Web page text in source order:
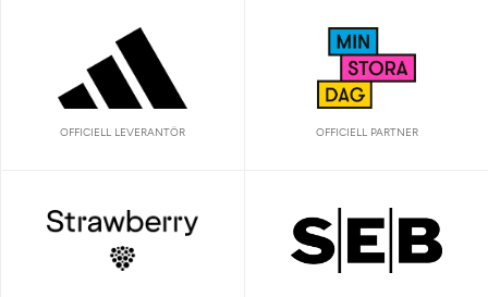
OFFICIELL LEVERANTÖR OFFICIELL PARTNER